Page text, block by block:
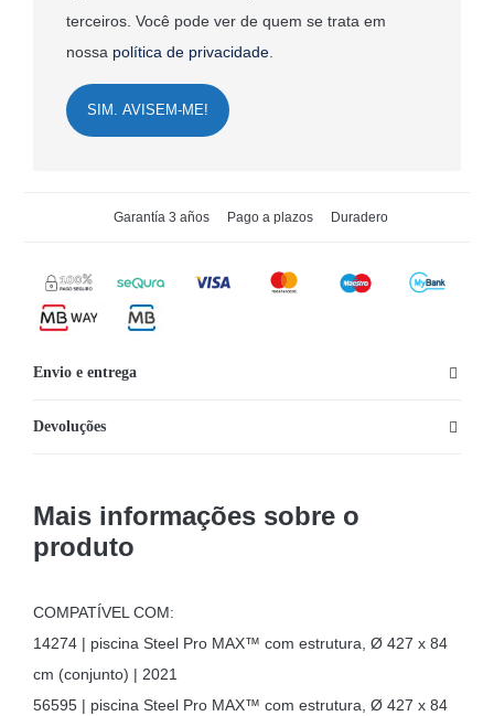
terceiros. Você pode ver de quem se trata em
nossa política de privacidade.
SIM. AVISEM-ME!
Garantía 3 años Pago a plazos Duradero
Envio e entrega
Devoluções
Mais informações sobre o
produto
COMPATÍVEL COM:
14274 | piscina Steel Pro MAX™ com estrutura, Ø 427 x 84
cm (conjunto) | 2021
56595 | piscina Steel Pro MAX™ com estrutura, Ø 427 x 84